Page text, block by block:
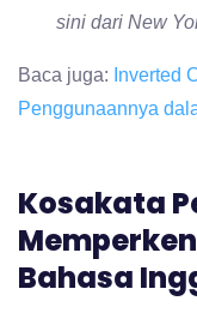
sini dari New
Baca juga: Inverted
Penggunaannya
Kosakata
Bahasa